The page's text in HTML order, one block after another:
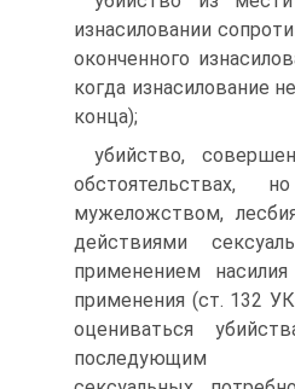
изнасиловании
оконченного
когда изнасилование
конца);
убийство,
обстоятельствах,
мужеложством,
действиями
применением
применения (ст. 132
оцениваться
последующим